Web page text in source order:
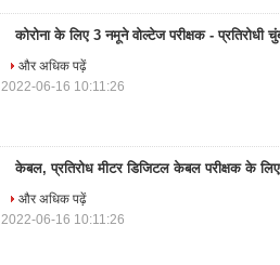
कोरोना के लिए 3 नमूने वोल्टेज परीक्षक - प्रतिरोधी
और अधिक पढ़ें
2022-06-16 10:11:26
केबल, प्रतिरोध मीटर डिजिटल केबल परीक्षक के
और अधिक पढ़ें
2022-06-16 10:11:26